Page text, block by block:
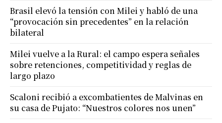
Brasil elevó la tensión con Milei y habló de una
“provocación sin precedentes” en la relación
bilateral
Milei vuelve a la Rural: el campo espera señales
sobre retenciones, competitividad y reglas de
largo plazo
Scaloni recibió a excombatientes de Malvinas en
su casa de Pujato: “Nuestros colores nos unen”